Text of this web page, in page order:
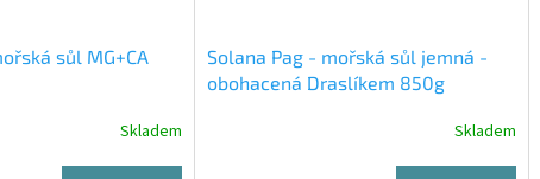
sůl MG+CA
Skladem
Solana Pag - mořská sůl jemná -
obohacená Draslíkem 850g
Skladem